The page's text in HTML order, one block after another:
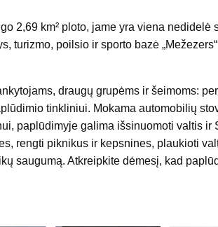
2,69 km² ploto, jame yra viena nedidelė
turizmo, poilsio ir sporto bazė
draugų grupėms ir šeimoms:
tinkliniui. Mokama automobilių
paplūdimyje galima išsinuomoti valtis ir
rengti piknikus ir kepsnines, plaukioti
saugumą. Atkreipkite dėmesį, kad